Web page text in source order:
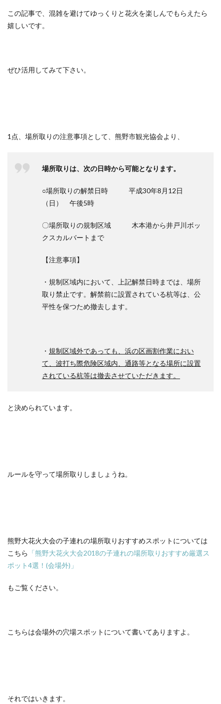
この記事で、混雑を避けてゆっくりと花火を楽しんでもらえたら
嬉しいです。
ぜひ活用してみて下さい。
1点、場所取りの注意事項として、熊野市観光協会より、
場所取りは、次の日時から可能となります。
○場所取りの解禁日時 平成30年8月12日
（日） 午後5時
〇場所取りの規制区域 木本港から井戸川ボッ
クスカルバートまで
【注意事項】
・規制区域内において、上記解禁日時までは、場所
取り禁止です。解禁前に設置されている杭等は、公
平性を保つため撤去します。
・ 規制区域外であっても、浜の区画割作業におい
て、波打ち際危険区域内、通路等となる場所に設置
されている杭等は撤去させていただきます。
と決められています。
ルールを守って場所取りしましょうね。
熊野大花火大会の子連れの場所取りおすすめスポットについては
こちら 「熊野大花火大会2018の子連れの場所取りおすすめ厳選ス
ポット4選！(会場外)」
もご覧ください。
こちらは会場外の穴場スポットについて書いてありますよ。
それではいきます。